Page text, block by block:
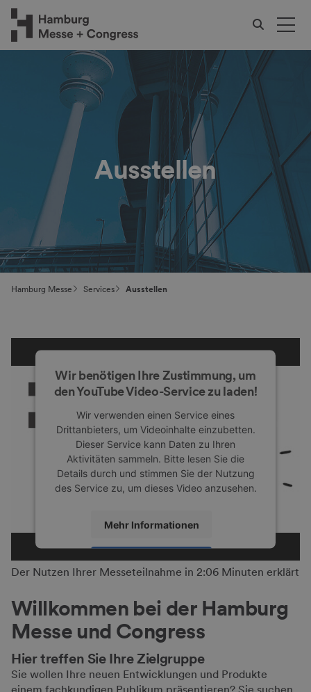
Ausstellen
Hamburg Messe Services Ausstellen
Wir benötigen Ihre Zustimmung, um
den YouTube Video-Service zu laden!
Wir verwenden einen Service eines
Drittanbieters, um Videoinhalte einzubetten.
Dieser Service kann Daten zu Ihren
Aktivitäten sammeln. Bitte lesen Sie die
Details durch und stimmen Sie der Nutzung
des Service zu, um dieses Video anzusehen.
Mehr Informationen
Akzeptieren
Management Platform
Der Nutzen Ihrer Messeteilnahme in 2:06 Minuten erklärt
Willkommen bei der Hamburg
Messe und Congress
Hier treffen Sie Ihre Zielgruppe
Sie wollen Ihre neuen Entwicklungen und Produkte